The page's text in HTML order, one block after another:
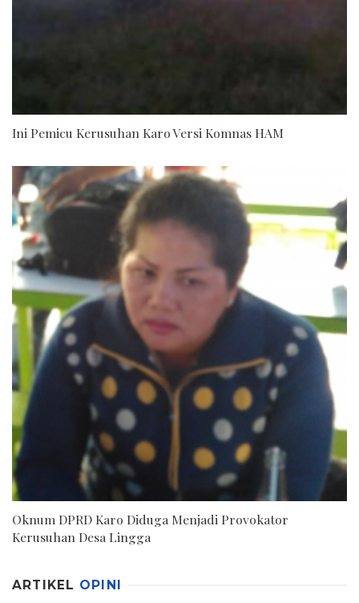
Ini Pemicu Kerusuhan Karo Versi Komnas HAM
Oknum DPRD Karo Diduga Menjadi Provokator
Kerusuhan Desa Lingga
ARTIKEL OPINI